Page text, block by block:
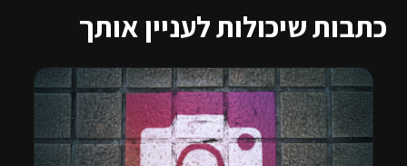
כתבות שיכולות לעניין אותך